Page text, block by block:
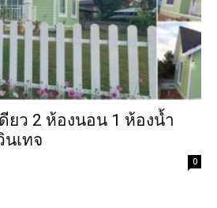
ยว 2 ห้องนอน 1 ห้องน้ำ
เทจ
0